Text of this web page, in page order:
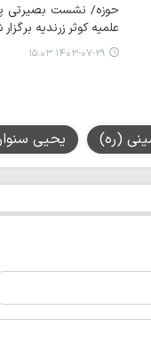
حوزه/ نشست بصیرتی
علمیه کوثر زرندیه
۱۴۰۳-۰۷-۲۹ ۱۵:۰۳
(ره) یحیی